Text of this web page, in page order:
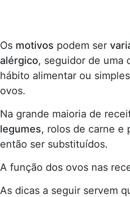
Os motivos podem ser
alérgico, seguidor de uma
hábito alimentar ou
ovos.
Na grande maioria de
legumes, rolos de carne e
então ser substituídos.
A função dos ovos nas
As dicas a seguir servem